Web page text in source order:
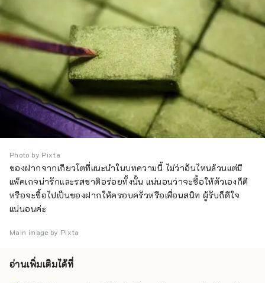
Photo by Pixta
ของฝากจากเกียวโตที่แนะนำในบทความนี้ ไม่ว่าอันไหนล้วนแต่มี
แพ็คเกจน่ารักและรสชาติอร่อยทั้งนั้น แน่นอนว่าจะซื้อให้ตัวเองก็ดี
หรือจะซื้อไปเป็นของฝากให้ครอบครัวหรือเพื่อนสนิท ผู้รับก็ดีใจ
แน่นอนค่ะ
Main image by Pixta
อ่านเพิ่มเติมได้ที่